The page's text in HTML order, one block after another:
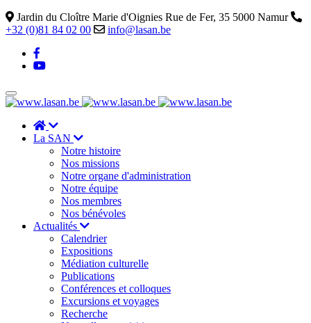
Jardin du Cloître Marie d'Oignies Rue de Fer, 35 5000 Namur
+32 (0)81 84 02 00
info@lasan.be
La SAN
Notre histoire
Nos missions
Notre organe d'administration
Notre équipe
Nos membres
Nos bénévoles
Actualités
Calendrier
Expositions
Médiation culturelle
Publications
Conférences et colloques
Excursions et voyages
Recherche